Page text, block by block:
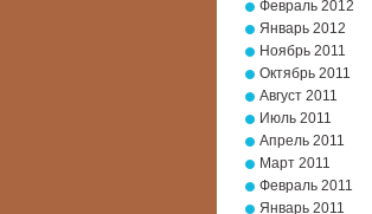
Февраль 2012
Январь 2012
Ноябрь 2011
Октябрь 2011
Август 2011
Июль 2011
Апрель 2011
Март 2011
Февраль 2011
Январь 2011